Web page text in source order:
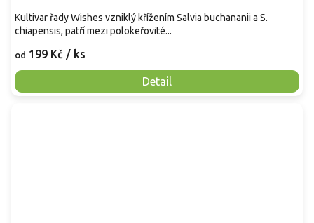
od 199 Kč / ks
Detail
Kultivar řady Wishes vzniklý křížením Salvia buchananii a S.
chiapensis, patří mezi polokeřovité...